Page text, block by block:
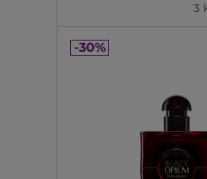
3
-30%